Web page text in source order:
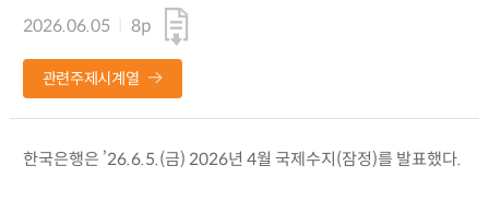
2026.06.05
8p
관련주제시계열
한국은행은 ’26.6.5.(금) 2026년 4월 국제수지(잠정)를 발표했다.